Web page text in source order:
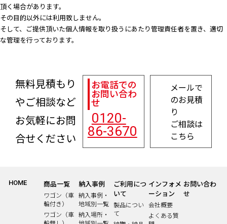
頂く場合があります。
その目的以外には利用致しません。
そして、ご提供頂いた個人情報を取り扱うにあたり管理責任者を置き、適切
な管理を行っております。
無料見積もり
やご相談など
お気軽にお問
合せください
お電話での
お問い合わ
せ
0120-
86-3670
メールで
のお見積
り
ご相談は
こちら
HOME 商品一覧
ワゴン（車
輪付き）
ワゴン（車
納入事例
納入事例・
地域別一覧
納入場所・
ご利用につ
いて
製品につい
て
インフォメ
ーション
会社概要
よくある質
お問い合わ
せ